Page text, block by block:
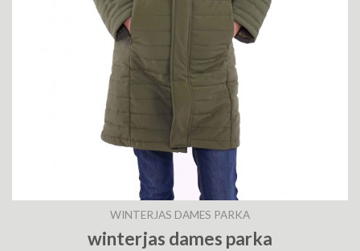
WINTERJAS DAMES PARKA
winterjas dames parka